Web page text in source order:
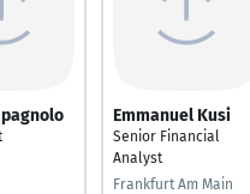
Emmanuel Kusi
Senior Financial
Analyst
Frankfurt Am Main